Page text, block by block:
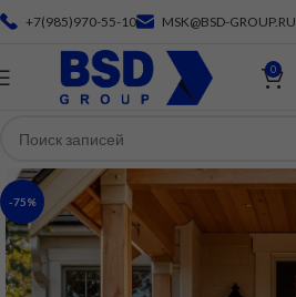
+7(985)970-55-10 MSK@BSD-GROUP.RU
0
-75%